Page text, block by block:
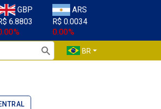
GBP
6.8803
ARS
R$ 0.0034
0.00%
BR